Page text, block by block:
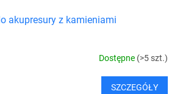
akupresury z kamieniami
Dostępne (>5 szt.)
SZCZEGÓŁY